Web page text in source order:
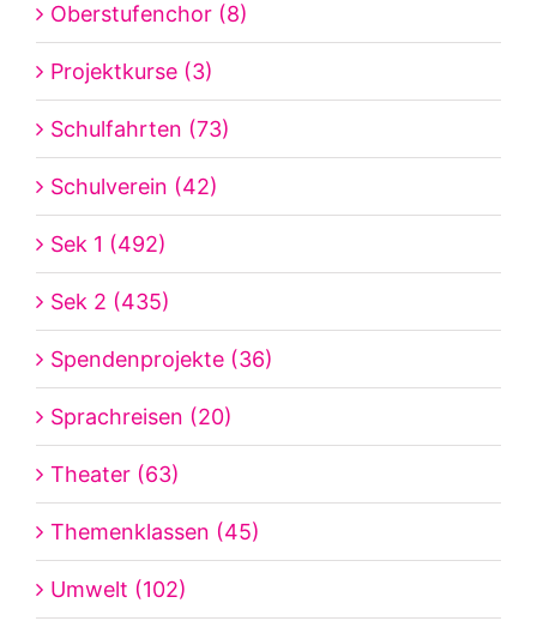
Oberstufenchor (8)
Projektkurse (3)
Schulfahrten (73)
Schulverein (42)
Sek 1 (492)
Sek 2 (435)
Spendenprojekte (36)
Sprachreisen (20)
Theater (63)
Themenklassen (45)
Umwelt (102)